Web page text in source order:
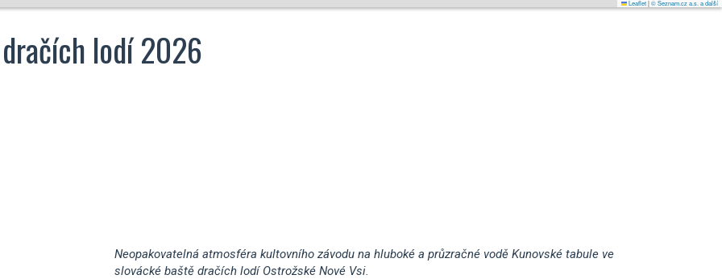
Leaflet|© Seznam.cz a.s. a další
lodí 2026
Neopakovatelná atmosféra kultovního závodu na hluboké a průzračné vodě Kunovské tabule ve
slovácké baště dračích lodí Ostrožské Nové Vsi.